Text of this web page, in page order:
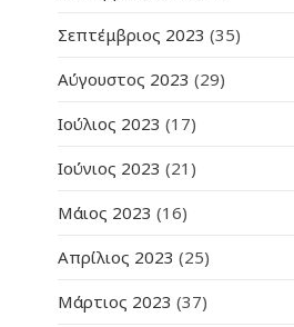
Σεπτέμβριος 2023 (35)
Αύγουστος 2023 (29)
Ιούλιος 2023 (17)
Ιούνιος 2023 (21)
Μάιος 2023 (16)
Απρίλιος 2023 (25)
Μάρτιος 2023 (37)